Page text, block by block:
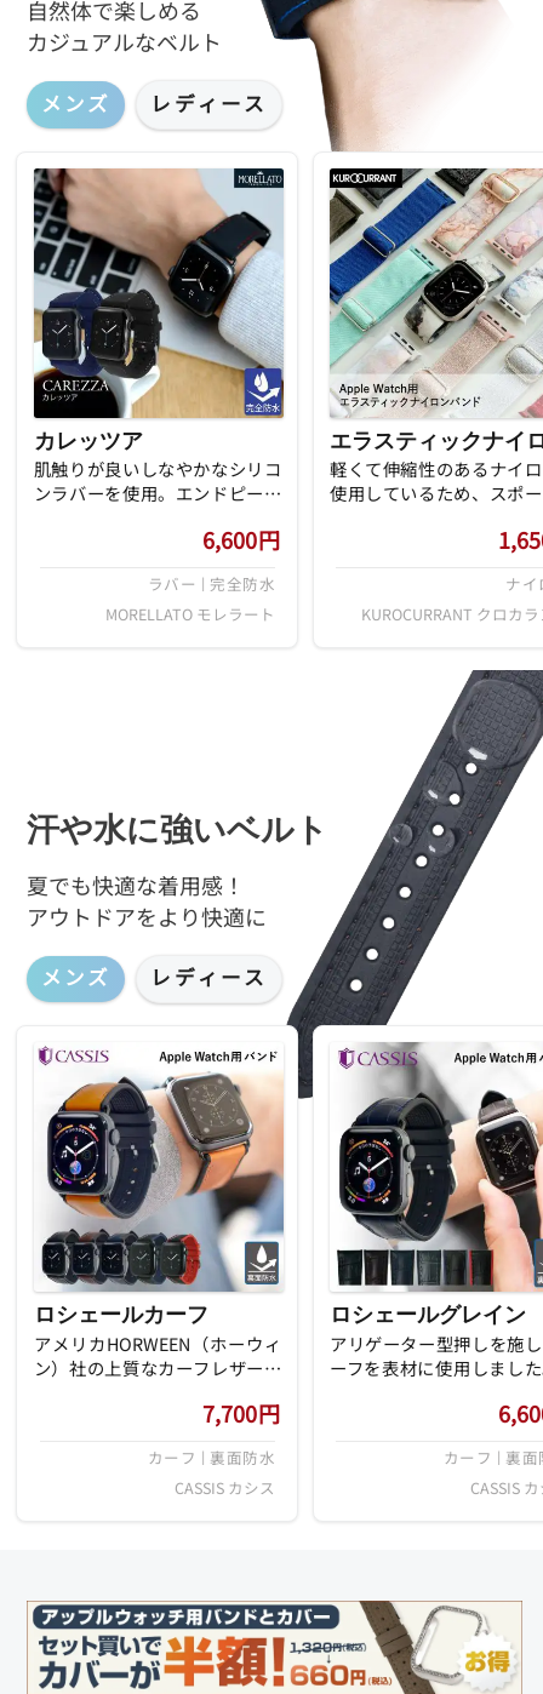
自然体で楽しめる
カジュアルなベルト
メンズ レディース
カレッツア
肌触りが良いしなやかなシリコ
ンラバーを使用。エンドピース
おり、モレラートの商品ライン
す。一見すると厚手のカーフベ
ルトのような重厚な質感と、大
6,600円
ラバー | 完全防水
MORELLATO モレラート
軽くて伸縮性のあるナイ
使用しているため、スポ
活躍します。男女問わず
リエーションが特徴です
の商品は生産時期により
ナ
KUROCURRANT クロカ
汗や水に強いベルト
夏でも快適な着用感！
アウトドアをより快適に
メンズ レディース
ロシェールカーフ
アメリカHORWEEN（ホーウィ
ン）社の上質なカーフレザーを
は格子状のラバーライニングを
を防ぎ、耐久性も向上させてい
ます。また充分な厚みがあり、
7,700円
カーフ | 裏面防水
CASSIS カシス
ロシェールグレイン
アリゲーター型押しを施
ーフを表材に使用しまし
グを採用し、汗や水によ
ています。また充分な厚
り、しっかりとした存在
カーフ | 裏
CASSIS